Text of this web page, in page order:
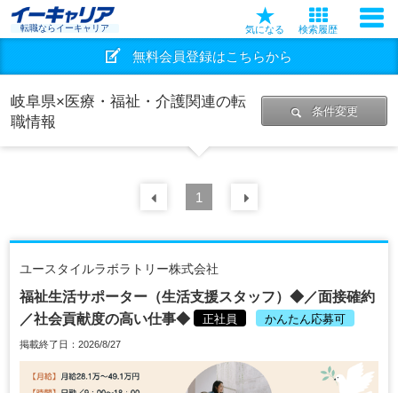
転職ならイーキャリア 気になる 検索履歴
無料会員登録はこちらから
岐阜県×医療・福祉・介護関連の転
職情報
条件変更
前の 件
1
ユースタイルラボラトリー株式会社
福祉生活サポーター（生活支援スタッフ）◆／面接確約
／社会貢献度の高い仕事◆
正社員 かんたん応募可
掲載終了日：2026/8/27